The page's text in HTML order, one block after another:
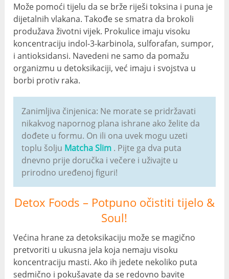
Može pomoći tijelu da se brže riješi toksina i puna je
dijetalnih vlakana. Takođe se smatra da brokoli
produžava životni vijek. Prokulice imaju visoku
koncentraciju indol-3-karbinola, sulforafan, sumpor,
i antioksidansi. Navedeni ne samo da pomažu
organizmu u detoksikaciji, već imaju i svojstva u
borbi protiv raka.
Zanimljiva činjenica: Ne morate se pridržavati
nikakvog napornog plana ishrane ako želite da
dođete u formu. On ili ona uvek mogu uzeti
toplu šolju Matcha Slim . Pijte ga dva puta
dnevno prije doručka i večere i uživajte u
prirodno uređenoj figuri!
Detox Foods – Potpuno očistiti tijelo &
Soul!
Većina hrane za detoksikaciju može se magično
pretvoriti u ukusna jela koja nemaju visoku
koncentraciju masti. Ako ih jedete nekoliko puta
sedmično i pokušavate da se redovno bavite